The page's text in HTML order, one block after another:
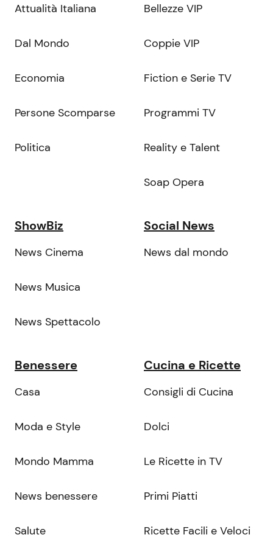
Attualità Italiana
Dal Mondo
Economia
Persone Scomparse
Politica
Bellezze VIP
Coppie VIP
Fiction e Serie TV
Programmi TV
Reality e Talent
Soap Opera
ShowBiz
News Cinema
News Musica
News Spettacolo
Social News
News dal mondo
Benessere
Casa
Moda e Style
Mondo Mamma
News benessere
Salute
Cucina e Ricette
Consigli di Cucina
Dolci
Le Ricette in TV
Primi Piatti
Ricette Facili e Veloci